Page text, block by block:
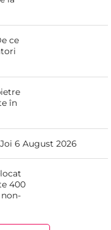
ce
în
6 August 2026
400